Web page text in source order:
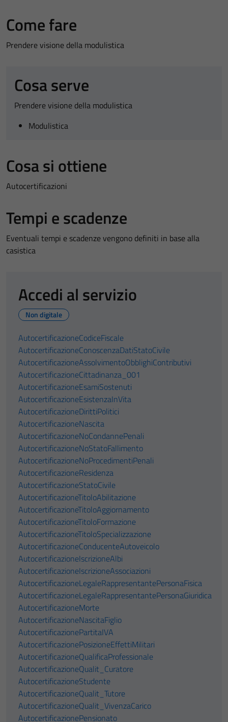
Come fare
Prendere visione della modulistica
Cosa serve
Prendere visione della modulistica
Modulistica
Cosa si ottiene
Autocertificazioni
Tempi e scadenze
Eventuali tempi e scadenze vengono definiti in base alla
casistica
Accedi al servizio
Non digitale
AutocertificazioneCodiceFiscale
AutocertificazioneConoscenzaDatiStatoCivile
AutocertificazioneAssolvimentoObblighiContributivi
AutocertificazioneCittadinanza_001
AutocertificazioneEsamiSostenuti
AutocertificazioneEsistenzaInVita
AutocertificazioneDirittiPolitici
AutocertificazioneNascita
AutocertificazioneNoCondannePenali
AutocertificazioneNoStatoFallimento
AutocertificazioneNoProcedimentiPenali
AutocertificazioneResidenza
AutocertificazioneStatoCivile
AutocertificazioneTitoloAbilitazione
AutocertificazioneTitoloAggiornamento
AutocertificazioneTitoloFormazione
AutocertificazioneTitoloSpecializzazione
AutocertificazioneConducenteAutoveicolo
AutocertificazioneIscrizioneAlbi
AutocertificazioneIscrizioneAssociazioni
AutocertificazioneLegaleRappresentantePersonaFisica
AutocertificazioneLegaleRappresentantePersonaGiuridica
AutocertificazioneMorte
AutocertificazioneNascitaFiglio
AutocertificazionePartitaIVA
AutocertificazionePosizioneEffettiMilitari
AutocertificazioneQualificaProfessionale
AutocertificazioneQualit_Curatore
AutocertificazioneStudente
AutocertificazioneQualit_Tutore
AutocertificazioneQualit_VivenzaCarico
AutocertificazionePensionato